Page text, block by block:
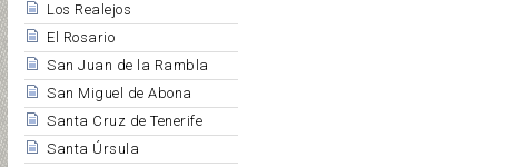
Los Realejos
El Rosario
San Juan de la Rambla
San Miguel de Abona
Santa Cruz de Tenerife
Santa Úrsula